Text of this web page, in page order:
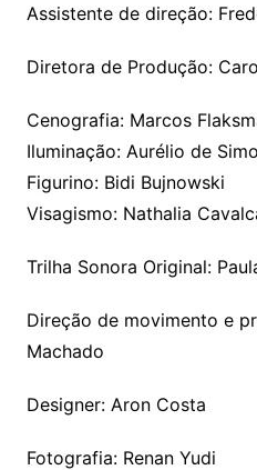
Assistente de direção:
Diretora de Produção:
Cenografia: Marcos
Iluminação: Aurélio de
Figurino: Bidi Bujnowski
Visagismo: Nathalia
Trilha Sonora Original:
Direção de movimento e
Machado
Designer: Aron Costa
Fotografia: Renan Yudi